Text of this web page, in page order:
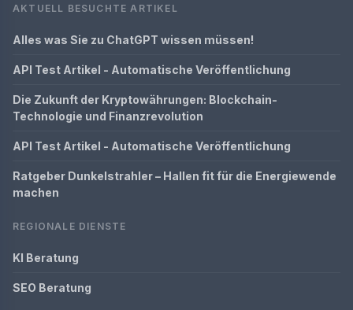
AKTUELL BESUCHTE ARTIKEL
Alles was Sie zu ChatGPT wissen müssen!
API Test Artikel - Automatische Veröffentlichung
Die Zukunft der Kryptowährungen: Blockchain-
Technologie und Finanzrevolution
API Test Artikel - Automatische Veröffentlichung
Ratgeber Dunkelstrahler – Hallen fit für die Energiewende
machen
REGIONALE DIENSTE
KI Beratung
SEO Beratung